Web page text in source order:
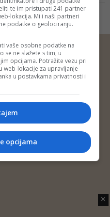
Na samom početku kažu da je
Solak unio nalog za plaćanje
Srebrenoj malini isti dan kad je
Depo Portal
Privatnost korisnika
✕
te im pristupati 241 partner
lokacija. Mi i naši partneri
podatke o geolociranju.
vaše osobne podatke na
se ne slažete s tim, u
opcijama. Potražite vezu pri
web-lokacije za upravljanje
u postavkama privatnosti i
opcijama